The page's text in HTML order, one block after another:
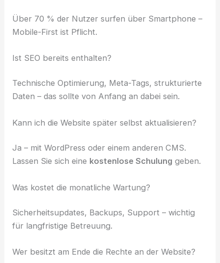
Über 70 % der Nutzer surfen über Smartphone –
Mobile-First ist Pflicht.
Ist SEO bereits enthalten?
Technische Optimierung, Meta-Tags, strukturierte
Daten – das sollte von Anfang an dabei sein.
Kann ich die Website später selbst aktualisieren?
Ja – mit WordPress oder einem anderen CMS.
Lassen Sie sich eine kostenlose Schulung geben.
Was kostet die monatliche Wartung?
Sicherheitsupdates, Backups, Support – wichtig
für langfristige Betreuung.
Wer besitzt am Ende die Rechte an der Website?